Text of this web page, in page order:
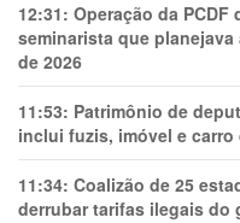
12:31: Operação da
seminarista que
de 2026
11:53: Patrimônio de
inclui fuzis, imóvel e carro
11:34: Coalizão de 25
derrubar tarifas ilegais do